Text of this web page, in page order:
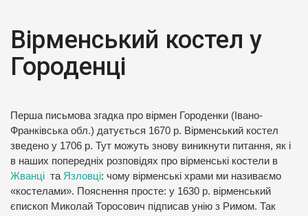
Вірменський костел у
Городенці
Перша письмова згадка про вірмен Городенки (Івано-
Франківська обл.) датується 1670 р. Вірменський костел
зведено у 1706 р. Тут можуть знову виникнути питання, як і
в наших попередніх розповідях про вірменські костели в
Жванці та Язловці: чому вірменські храми ми називаємо
«костелами». Пояснення просте: у 1630 р. вірменський
єпископ Миколай Торосович підписав унію з Римом. Так